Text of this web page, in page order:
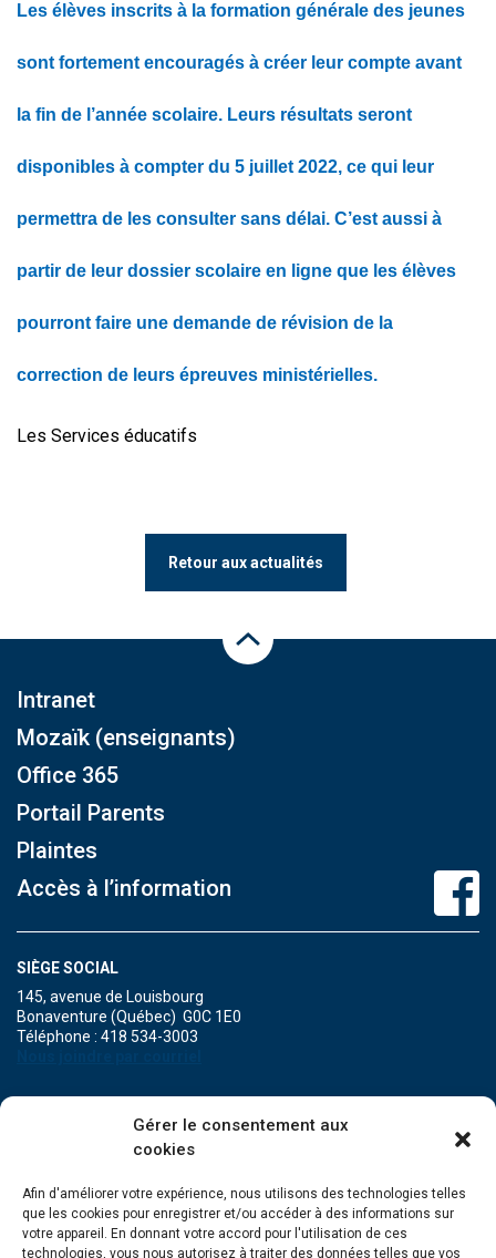
Gérer le consentement aux
cookies
Afin d'améliorer votre expérience, nous utilisons des technologies telles
que les cookies pour enregistrer et/ou accéder à des informations sur
votre appareil. En donnant votre accord pour l'utilisation de ces
technologies, vous nous autorisez à traiter des données telles que vos
Les élèves inscrits à la formation générale des jeunes
sont fortement encouragés à créer leur compte avant
la fin de l’année scolaire. Leurs résultats seront
disponibles à compter du 5 juillet 2022, ce qui leur
permettra de les consulter sans délai. C’est aussi à
partir de leur dossier scolaire en ligne que les élèves
pourront faire une demande de révision de la
correction de leurs épreuves ministérielles.
Les Services éducatifs
Retour aux actualités
Intranet
Mozaïk (enseignants)
Office 365
Portail Parents
Plaintes
Accès à l’information
SIÈGE SOCIAL
145, avenue de Louisbourg
Bonaventure (Québec) G0C 1E0
Téléphone : 418 534-3003
471A, boulevard Perron
Maria (Québec) G0C 1Y0
POINT DE SERVICE DE GRANDE-RIVIÈRE
134, Grande Allée Est